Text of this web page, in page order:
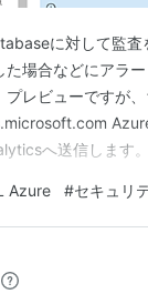
に対して監査
た場合などにアラ
プレビューですが
へ送信します
上の抽出があった
を好き
などが確認で
Azure #セキュリ